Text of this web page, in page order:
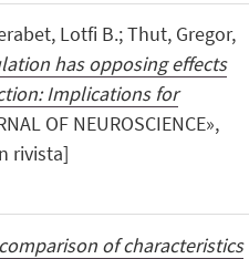
Lotfi B.; Thut, Gregor,
has opposing effects
Implications for
OF NEUROSCIENCE»,
rivista]
of characteristics